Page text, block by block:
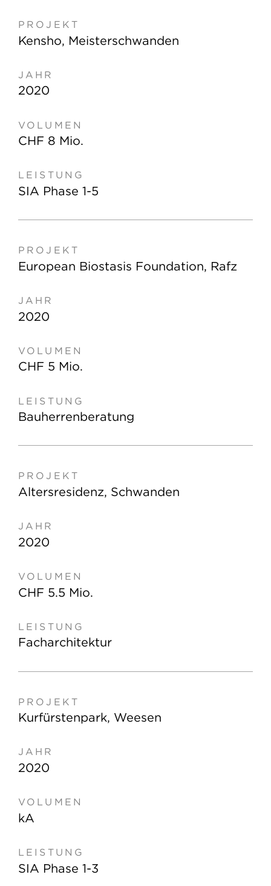
Kensho, Meisterschwanden
2020
CHF 8 Mio.
SIA Phase 1-5
European Biostasis Foundation, Rafz
2020
CHF 5 Mio.
Bauherrenberatung
Altersresidenz, Schwanden
2020
CHF 5.5 Mio.
Facharchitektur
Kurfürstenpark, Weesen
2020
kA
SIA Phase 1-3